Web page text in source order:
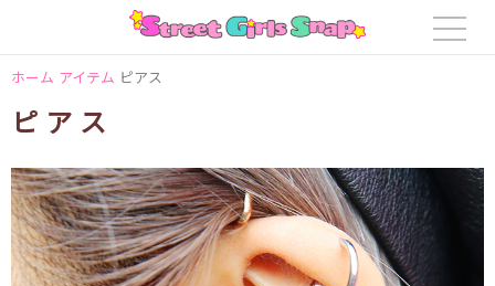
ホーム アイテム ピアス
ピアス